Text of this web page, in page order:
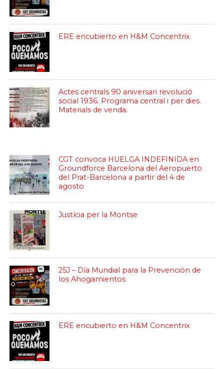
ERE encubierto en H&M Concentrix
Actes centrals 90 aniversari revolució
social 1936. Programa central i per dies.
Materials de venda.
CGT convoca HUELGA INDEFINIDA en
Groundforce Barcelona del Aeropuerto
del Prat-Barcelona a partir del 4 de
agosto
Justícia per la Montse
25J – Día Mundial para la Prevención de
los Ahogamientos
ERE encubierto en H&M Concentrix